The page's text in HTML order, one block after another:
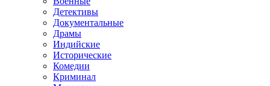
Детективы
Документальные
Драмы
Индийские
Исторические
Комедии
Криминал